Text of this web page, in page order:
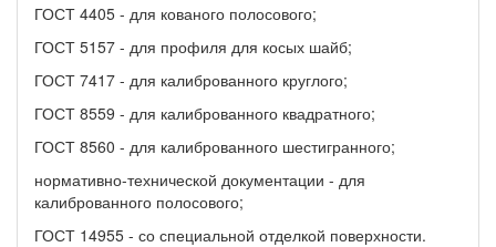
ГОСТ 4405 - для кованого полосового;
ГОСТ 5157 - для профиля для косых шайб;
ГОСТ 7417 - для калиброванного круглого;
ГОСТ 8559 - для калиброванного квадратного;
ГОСТ 8560 - для калиброванного шестигранного;
нормативно-технической документации - для
калиброванного полосового;
ГОСТ 14955 - со специальной отделкой поверхности.